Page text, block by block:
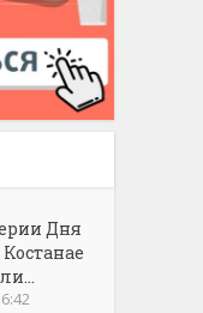
Дня